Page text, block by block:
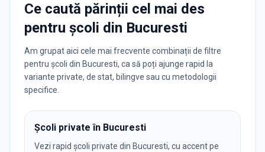
Ce caută părinții cel mai des
pentru școli din Bucuresti
Am grupat aici cele mai frecvente combinații de filtre
pentru școli din Bucuresti, ca să poți ajunge rapid la
variante private, de stat, bilingve sau cu metodologii
specifice.
Școli private în Bucuresti
Vezi rapid școli private din Bucuresti, cu accent pe